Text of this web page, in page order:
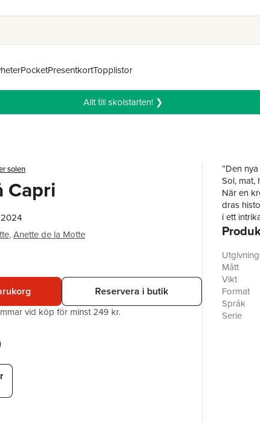
PocketPresentkortTopplistor
Allt till skolstarten! ❯
solen
Capri
,Anette de la Motte
Reservera i butik
vid köp för minst 249 kr.
”Den
Sol, mat,
När en
dras
i ett
och en
från
sig in i
Lara
”Ett fall
Mått
Vikt
Format
Språk
Serie